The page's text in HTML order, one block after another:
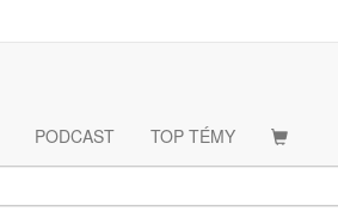
PODCAST TOP TÉMY